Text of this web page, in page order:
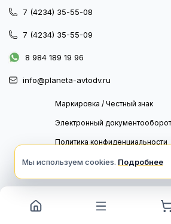
7 (4234) 35-55-08
7 (4234) 35-55-09
8 984 189 19 96
info@planeta-avtodv.ru
Маркировка / Честный знак
Электронный документооборот
Политика конфиденциальности
Политика обработки
Мы используем cookies. Подробнее